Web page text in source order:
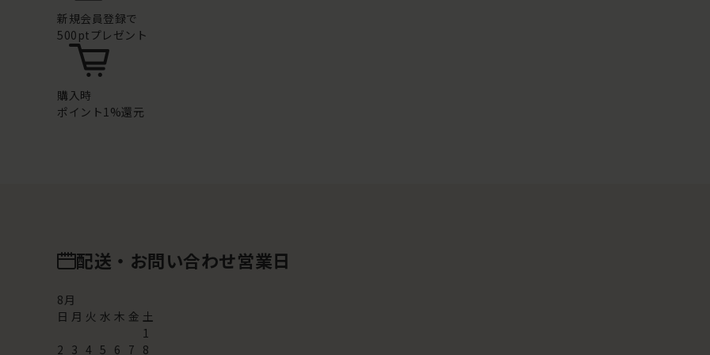
新規会員登録で
500ptプレゼント
購入時
ポイント1%還元
配送・お問い合わせ営業日
8月
日 月 火 水 木 金 土
1
2 3 4 5 6 7 8